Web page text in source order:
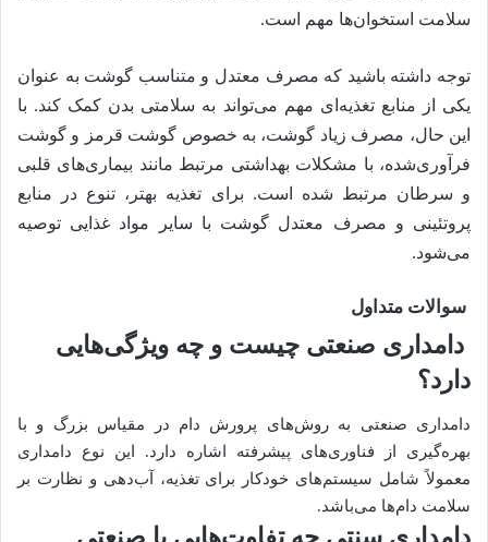
سلامت استخوان‌ها مهم است.
توجه داشته باشید که مصرف معتدل و متناسب گوشت به عنوان
یکی از منابع تغذیه‌ای مهم می‌تواند به سلامتی بدن کمک کند. با
این حال، مصرف زیاد گوشت، به خصوص گوشت قرمز و گوشت
فرآوری‌شده، با مشکلات بهداشتی مرتبط مانند بیماری‌های قلبی
و سرطان مرتبط شده است. برای تغذیه بهتر، تنوع در منابع
پروتئینی و مصرف معتدل گوشت با سایر مواد غذایی توصیه
می‌شود.
سوالات متداول
دامداری صنعتی چیست و چه ویژگی‌هایی
دارد؟
دامداری صنعتی به روش‌های پرورش دام در مقیاس بزرگ و با
بهره‌گیری از فناوری‌های پیشرفته اشاره دارد. این نوع دامداری
معمولاً شامل سیستم‌های خودکار برای تغذیه، آب‌دهی و نظارت بر
سلامت دام‌ها می‌باشد.